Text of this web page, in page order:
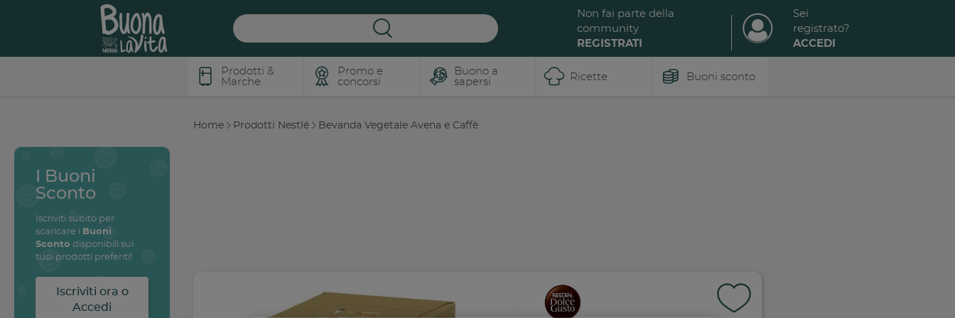
content
Nestlé Buona la vita
Search
Non fai parte della
community
REGISTRATI
Sei
registrato?
ACCEDI
Main
Prodotti &
Marche
Promo e
concorsi
Buono a
sapersi
Ricette Buoni sconto
Home Prodotti Nestlé Bevanda Vegetale Avena e Caffè
I Buoni
Sconto
Iscriviti subito per
scaricare i Buoni
Sconto disponibili sui
tuoi prodotti preferiti!
Iscriviti ora o
Accedi
L'evento ospitato a
Milano CityLife si è
concluso ma il viaggio